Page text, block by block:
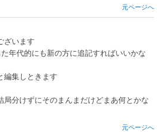
元ページへ
ざいます
年代的にも新の方に追記すればいいかな
編集しときます
分けずにそのまんまだけどまあ何とかな
元ページへ